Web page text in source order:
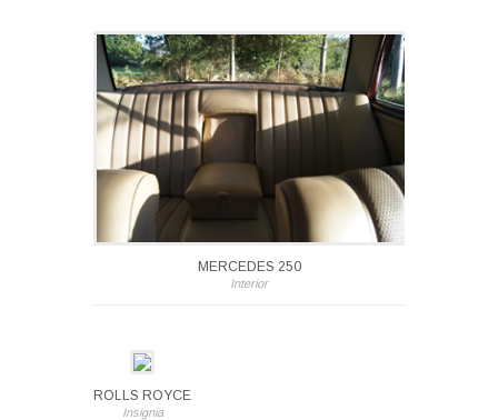
MERCEDES 250
Interior
ROLLS ROYCE
Insignia